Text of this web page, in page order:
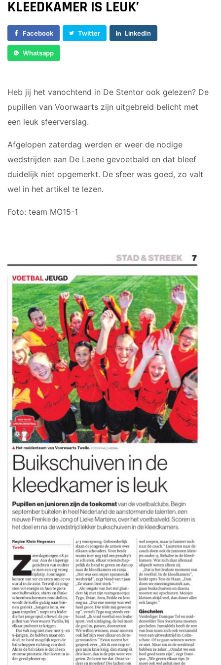
Veteranen
35/45 Plus
JO14-1
JO15-1
JO15-2
JO15-3
JO15-4
JO17-5
JO19-1
MO20-1
MO15-1
PUPILLEN
JO8-1
JO8-2
JO8-3
JO8-4JM
JO8-5JM
JO9-1
JO9-2JM
JO9-3
JO9-4JM
JO9-5
JO10-1
JO10-2 JM
JO10-3
JO10-4 JM
JO10-5
JO10-6 JM
JO10-7
JO10-8JM
JO11-1
JO11-2
JO11-3JM
JO11-4 JM
JO12-1
Sponsor worden
Ledenshop
KLEEDKAMER IS LEUK’
Facebook Twitter LinkedIn
Whatsapp
Heb jij het vanochtend in De Stentor ook gelezen? De
pupillen van Voorwaarts zijn uitgebreid belicht met
een leuk sfeerverslag.
Afgelopen zaterdag werden er weer de nodige
wedstrijden aan De Laene gevoetbald en dat bleef
duidelijk niet opgemerkt. De sfeer was goed, zo valt
wel in het artikel te lezen.
Foto: team MO15-1